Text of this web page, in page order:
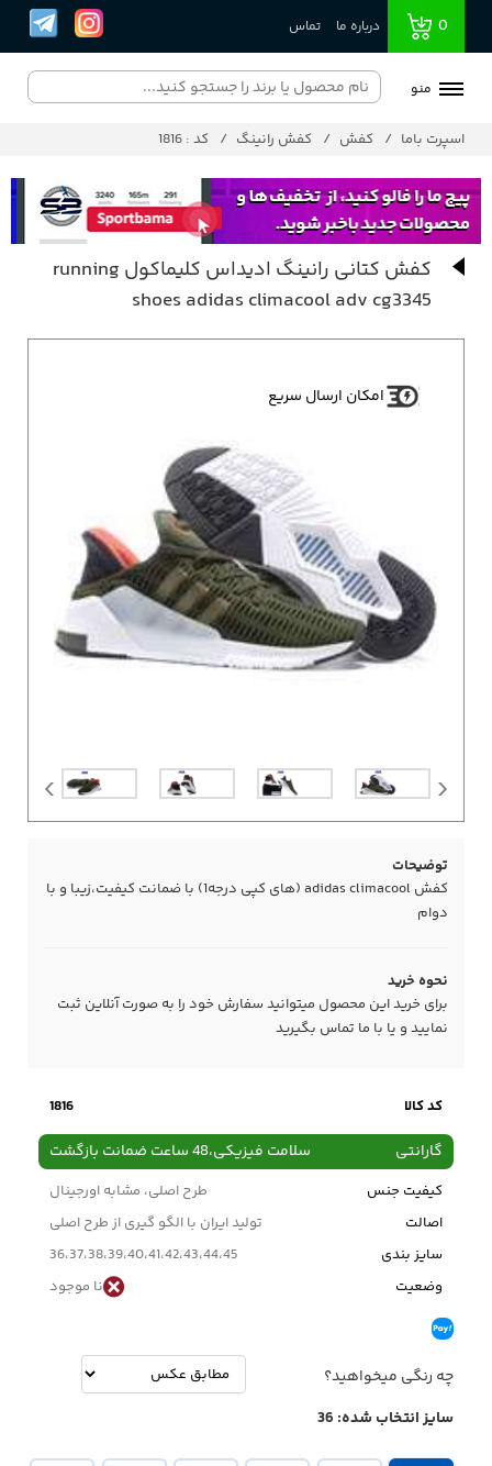
0 درباره ما تماس
منو
اسپرت باما کفش کفش رانینگ کد : 1816
کفش کتانی رانینگ ادیداس کلیماکول running
shoes adidas climacool adv cg3345
امکان ارسال سریع
توضیحات
کفش adidas climacool (های کپی درجه1) با ضمانت کیفیت،زیبا و با
دوام
نحوه خرید
برای خرید این محصول میتوانید سفارش خود را به صورت آنلاین ثبت
نمایید و یا با ما تماس بگیرید
کد کالا 1816
گارانتی سلامت فیزیکی،48 ساعت ضمانت بازگشت
کیفیت جنس
طرح اصلی، مشابه اورجینال
اصالت
تولید ایران با الگو گیری از طرح اصلی
سایز بندی
36،37،38،39،40،41،42،43،44،45
وضعیت
نا موجود
چه رنگی میخواهید؟
سایز انتخاب شده: 36